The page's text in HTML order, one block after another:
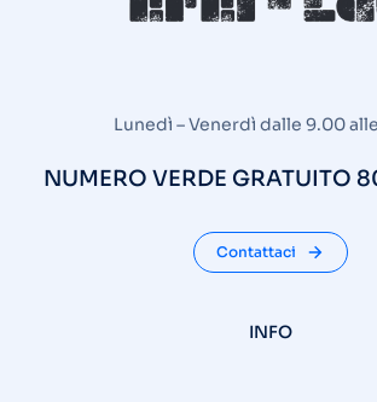
Lunedì – Venerdì dalle 9.00
NUMERO VERDE GRATUITO
Contattaci
INFO